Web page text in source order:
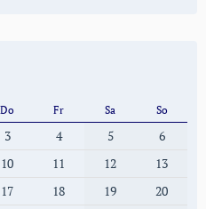
Do Fr Sa So
3 4 5
6
10 11 12
13
17 18 19
20